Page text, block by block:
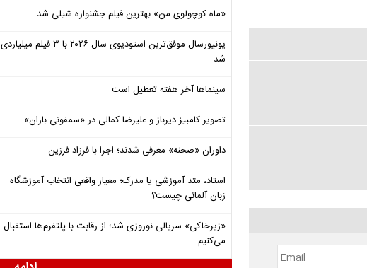
«ماه کوچولوی من» بهترین فیلم جشنواره شیلی شد
یونیورسال موفق‌ترین استودیوی سال ۲۰۲۶ با ۳ فیلم میلیاردی
شد
سینماها آخر هفته تعطیل است
تصویر کامبیز دیرباز و علیرضا کمالی در «سمفونی باران»
داوران «صحنه» معرفی شدند؛ اجرا با فرزاد فرزین
استاد، متد آموزشی یا مدرک؛ معیار واقعی انتخاب آموزشگاه
زبان آلمانی چیست؟
«زیرخاکی» سریالی نوروزی شد؛ از رقابت با پلتفرم‌ها استقبال
می‌کنیم